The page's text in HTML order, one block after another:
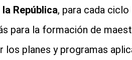
República, para cada
para la formación de
los planes y programas